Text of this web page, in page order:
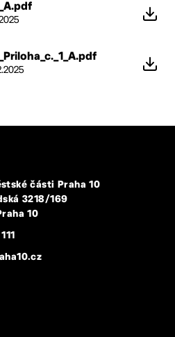
části Praha 10
3218/169
10